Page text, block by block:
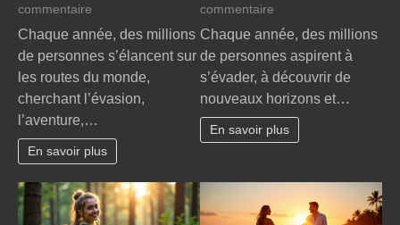
commentaire
Pourquoi
voyage
transforme-
t-
il
nos
perspectives
Chaque année, des millions
de personnes s’élancent sur
les routes du monde,
cherchant l’évasion,
l’aventure,…
En savoir plus
commentaire
Évasion
7
astuces
pour
des
voyages
Chaque année, des millions
de personnes aspirent à
s’évader, à découvrir de
nouveaux horizons et…
En savoir plus